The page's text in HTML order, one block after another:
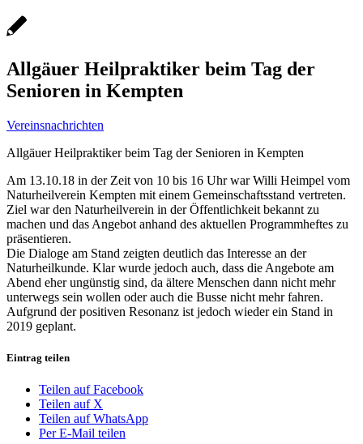
Allgäuer Heilpraktiker beim Tag der
Senioren in Kempten
Vereinsnachrichten
Allgäuer Heilpraktiker beim Tag der Senioren in Kempten
Am 13.10.18 in der Zeit von 10 bis 16 Uhr war Willi Heimpel vom
Naturheilverein Kempten mit einem Gemeinschaftsstand vertreten.
Ziel war den Naturheilverein in der Öffentlichkeit bekannt zu
machen und das Angebot anhand des aktuellen Programmheftes zu
präsentieren.
Die Dialoge am Stand zeigten deutlich das Interesse an der
Naturheilkunde. Klar wurde jedoch auch, dass die Angebote am
Abend eher ungünstig sind, da ältere Menschen dann nicht mehr
unterwegs sein wollen oder auch die Busse nicht mehr fahren.
Aufgrund der positiven Resonanz ist jedoch wieder ein Stand in
2019 geplant.
Eintrag teilen
Teilen auf Facebook
Teilen auf X
Teilen auf WhatsApp
Per E-Mail teilen